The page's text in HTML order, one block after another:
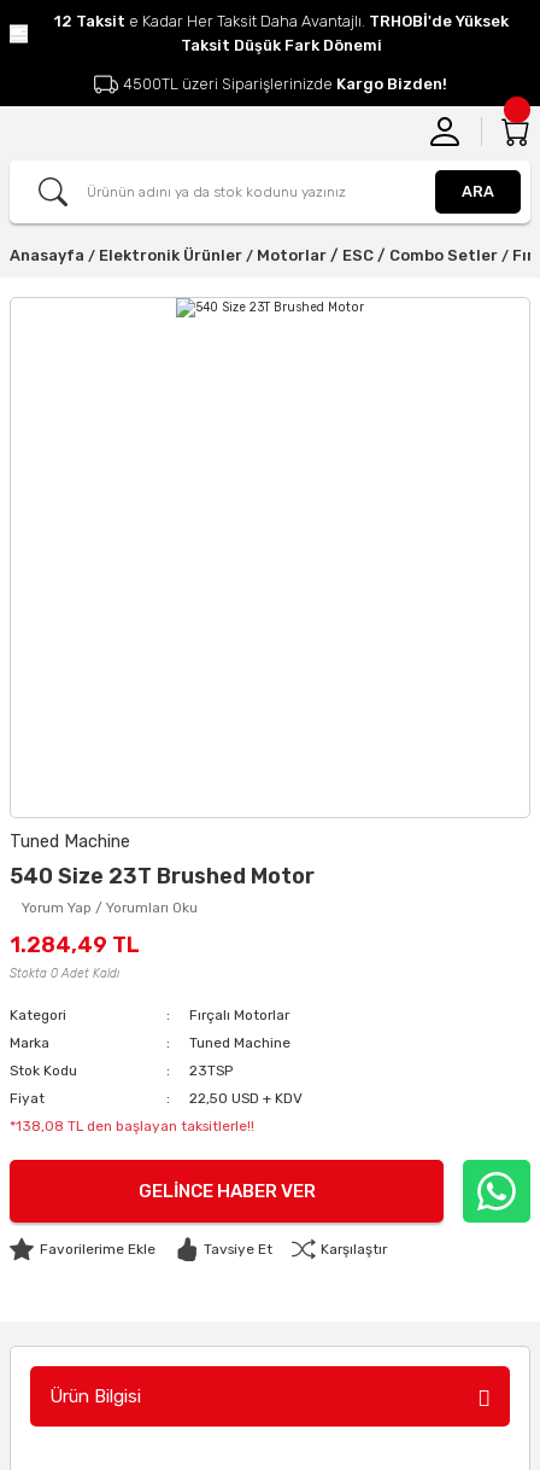
12 Taksit e Kadar Her Taksit Daha Avantajlı. TRHOBİ'de Yüksek
Taksit Düşük Fark Dönemi
4500TL üzeri Siparişlerinizde Kargo Bizden!
ARA
Anasayfa Elektronik Ürünler Motorlar / ESC / Combo Setler
Tuned Machine
540 Size 23T Brushed Motor
Yorum Yap / Yorumları Oku
1.284,49 TL
Stokta 0 Adet Kaldı
Kategori
Fırçalı Motorlar
Marka
Tuned Machine
Stok Kodu
23TSP
Fiyat
22,50 USD + KDV
*138,08 TL den başlayan taksitlerle!!
GELINCE HABER VER
Tavsiye Et Karşılaştır
Ürün Bilgisi